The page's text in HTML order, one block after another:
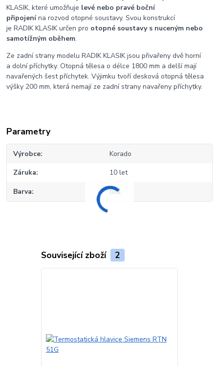
KLASIK, které umožňuje levé nebo pravé boční
připojenína rozvod otopné soustavy. Svou konstrukcí
je RADIK KLASIK určen pro otopné soustavy s nuceným nebo
samotížným oběhem.
Ze zadní strany modelu RADIK KLASIK jsou přivařeny dvě horní
a dolní příchytky. Otopná tělesa o délce 1800 mm a delší mají
navařených šest příchytek. Výjimku tvoří desková otopná tělesa
výšky 200 mm, která nemají ze zadní strany navařeny příchytky.
Parametry
Výrobce Korado
Záruka 10 let
Barva bílá
Související zboží 2